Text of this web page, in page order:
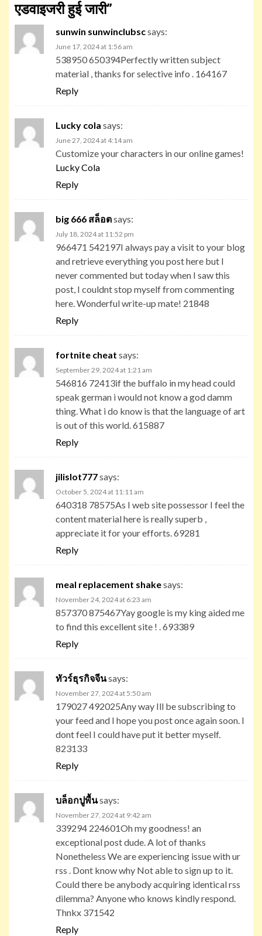
एडवाइजरी हुई जारी”
sunwin sunwinclubscsays:
June 17, 2024 at 1:56 am
538950 650394Perfectly written subject
material , thanks for selective info . 164167
Reply
Lucky cola says:
June 27, 2024 at 4:14 am
Customize your characters in our online games!
Lucky Cola
Reply
big 666 สล็อตsays:
July 18, 2024 at 11:52 pm
966471 542197I always pay a visit to your blog
and retrieve everything you post here but I
never commented but today when I saw this
post, I couldnt stop myself from commenting
here. Wonderful write-up mate! 21848
Reply
fortnite cheat says:
September 29, 2024 at 1:21 am
546816 72413if the buffalo in my head could
speak german i would not know a god damm
thing. What i do know is that the language of art
is out of this world. 615887
Reply
jilislot777says:
October 5, 2024 at 11:11 am
640318 78575As I web site possessor I feel the
content material here is really superb ,
appreciate it for your efforts. 69281
Reply
meal replacement shakesays:
November 24, 2024 at 6:23 am
857370 875467Yay google is my king aided me
to find this excellent site ! . 693389
Reply
ทัวร์ธุรกิจจีนsays:
November 27, 2024 at 5:50 am
179027 492025Any way Ill be subscribing to
your feed and I hope you post once again soon. I
dont feel I could have put it better myself.
823133
Reply
บล็อกปูพื้นsays:
November 27, 2024 at 9:42 am
339294 224601Oh my goodness! an
exceptional post dude. A lot of thanks
Nonetheless We are experiencing issue with ur
rss . Dont know why Not able to sign up to it.
Could there be anybody acquiring identical rss
dilemma? Anyone who knows kindly respond.
Thnkx 371542
Reply